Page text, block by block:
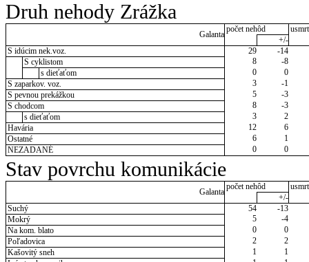
Druh nehody Zrážka
Galanta
počet nehôd
+/-
S idúcim nek.voz.
29
-14
S cyklistom
8
-8
s dieťaťom
0
0
S zaparkov. voz.
3
-1
S pevnou prekážkou
5
-3
S chodcom
8
-3
s dieťaťom
3
2
Havária
12
6
Ostatné
6
1
NEZADANÉ
0 0
Stav povrchu komunikácie
Galanta
počet nehôd
+/-
Suchý
54
-13
Mokrý
5
-4
Na kom. blato
0
0
Poľadovica
2
2
Kašovitý sneh
1
1